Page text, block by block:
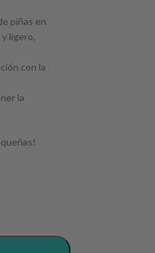
piñas en
ligero,
con la
la